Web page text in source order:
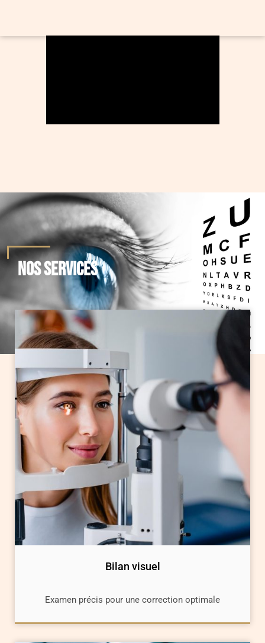
Nos services
Bilan visuel
Examen précis pour une correction optimale